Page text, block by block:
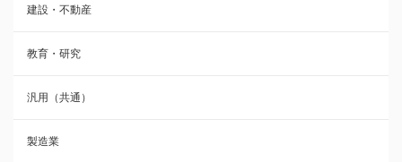
建設・不動産
教育・研究
汎用（共通）
製造業